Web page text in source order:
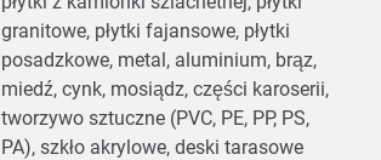
granitowe, płytki fajansowe, płytki
posadzkowe, metal, aluminium, brąz,
miedź, cynk, mosiądz, części karoserii,
tworzywo sztuczne (PVC, PE, PP, PS,
PA), szkło akrylowe, deski tarasowe